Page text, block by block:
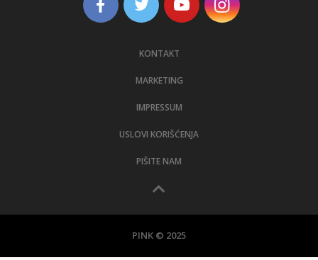
KONTAKT
MARKETING
IMPRESSUM
USLOVI KORIŠĆENJA
PIŠITE NAM
PINK © 2025